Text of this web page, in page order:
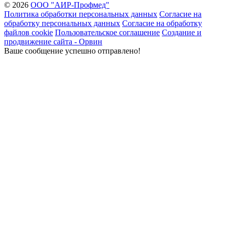
© 2026 ООО "АИР-Профмед"
Политика обработки персональных данных Согласие на
обработку персональных данных Согласие на обработку
файлов cookie Пользовательское соглашение Создание и
продвижение сайта - Орвин
Ваше сообщение успешно отправлено!